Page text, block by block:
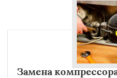
Замена